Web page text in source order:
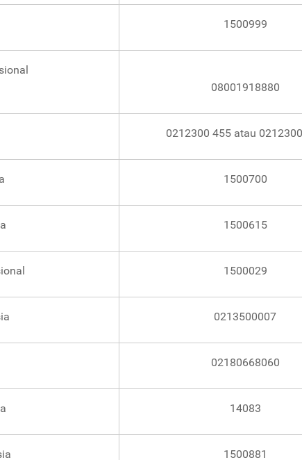
1500999
08001918880
0212300 455 atau
1500700
1500615
1500029
0213500007
02180668060
14083
1500881